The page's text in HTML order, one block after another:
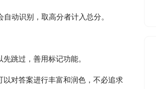
动识别，取高分者计入总分。
跳过，善用标记功能。
对答案进行丰富和润色，不必追求